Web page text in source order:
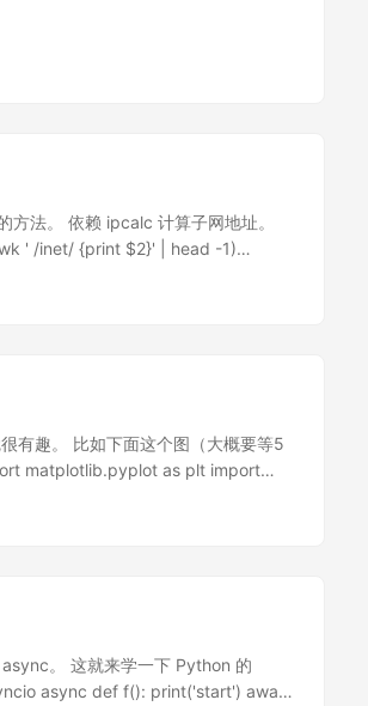
法。 依赖 ipcalc 计算子网地址。
' /inet/ {print $2}' | head -1)
$IPA | awk -F'/' '{print $1}')
有趣。 比如下面这个图（大概要等5
matplotlib.pyplot as plt import
fig, ax = plt.subplots()
。 这就来学一下 Python 的
async def f(): print('start') await